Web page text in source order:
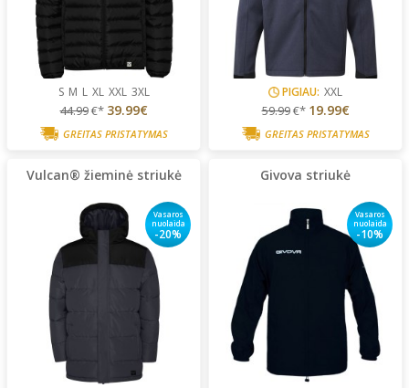
S M L XL XXL 3XL
44.99€* 39.99€
GREITAS PRISTATYMAS
PIGIAU: XXL
59.99€* 19.99€
GREITAS PRISTATYMAS
Vulcan® žieminė striukė
Vasaros
nuolaida
-20%
Givova striukė
Vasaros
nuolaida
-10%